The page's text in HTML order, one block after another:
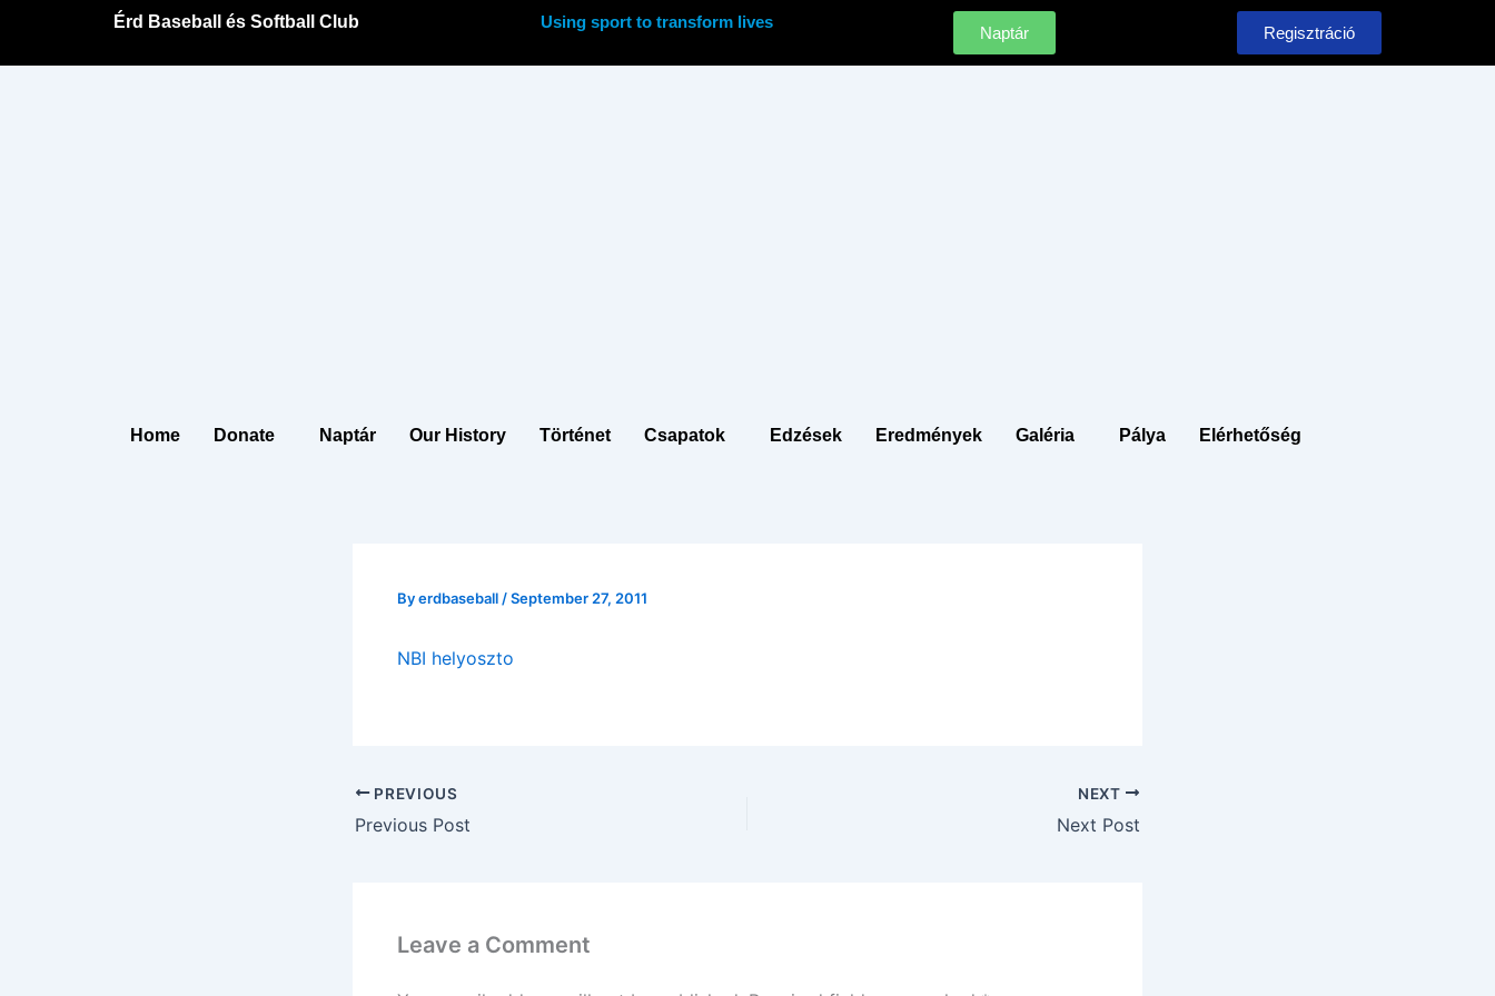
content
Érd Baseball és Softball Club Using sport to transform lives
Naptár Regisztráció
Home Donate Naptár Our History Történet Csapatok Edzések Eredmények Galéria Pálya Elérhetőség
Byerdbaseball /September 27, 2011
NBI helyoszto
PREVIOUS
Previous Post
NEXT
Next Post
Leave a Comment